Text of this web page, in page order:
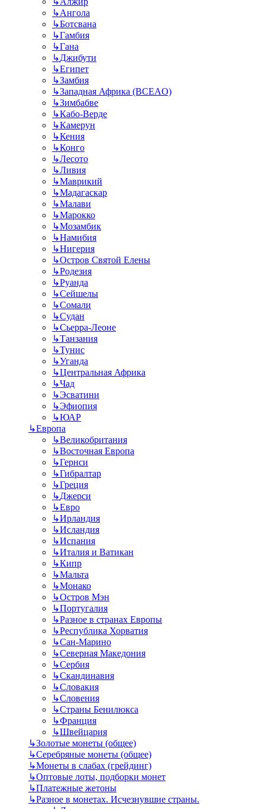
↳Ангола
↳Ботсвана
↳Гамбия
↳Гана
↳Джибути
↳Египет
↳Замбия
↳Западная Африка (BCEAO)
↳Зимбабве
↳Кабо-Верде
↳Камерун
↳Кения
↳Конго
↳Лесото
↳Ливия
↳Маврикий
↳Мадагаскар
↳Малави
↳Марокко
↳Мозамбик
↳Намибия
↳Нигерия
↳Остров Святой Елены
↳Родезия
↳Руанда
↳Сейшелы
↳Сомали
↳Судан
↳Сьерра-Леоне
↳Танзания
↳Тунис
↳Уганда
↳Центральная Африка
↳Чад
↳Эсватини
↳Эфиопия
↳ЮАР
↳Европа
↳Великобритания
↳Восточная Европа
↳Гернси
↳Гибралтар
↳Греция
↳Джерси
↳Евро
↳Ирландия
↳Исландия
↳Испания
↳Италия и Ватикан
↳Кипр
↳Мальта
↳Монако
↳Остров Мэн
↳Португалия
↳Разное в странах Европы
↳Республика Хорватия
↳Сан-Марино
↳Северная Македония
↳Сербия
↳Скандинавия
↳Словакия
↳Словения
↳Страны Бенилюкса
↳Франция
↳Швейцария
↳Золотые монеты (общее)
↳Серебряные монеты (общее)
↳Монеты в слабах (грейдинг)
↳Оптовые лоты, подборки монет
↳Платежные жетоны
↳Разное в монетах. Исчезнувшие страны.